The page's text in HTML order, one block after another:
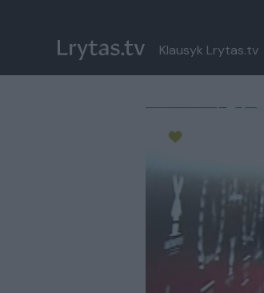
Klausyk Lrytas.tv